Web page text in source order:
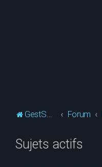
GestSup.fr Forum
Sujets actifs